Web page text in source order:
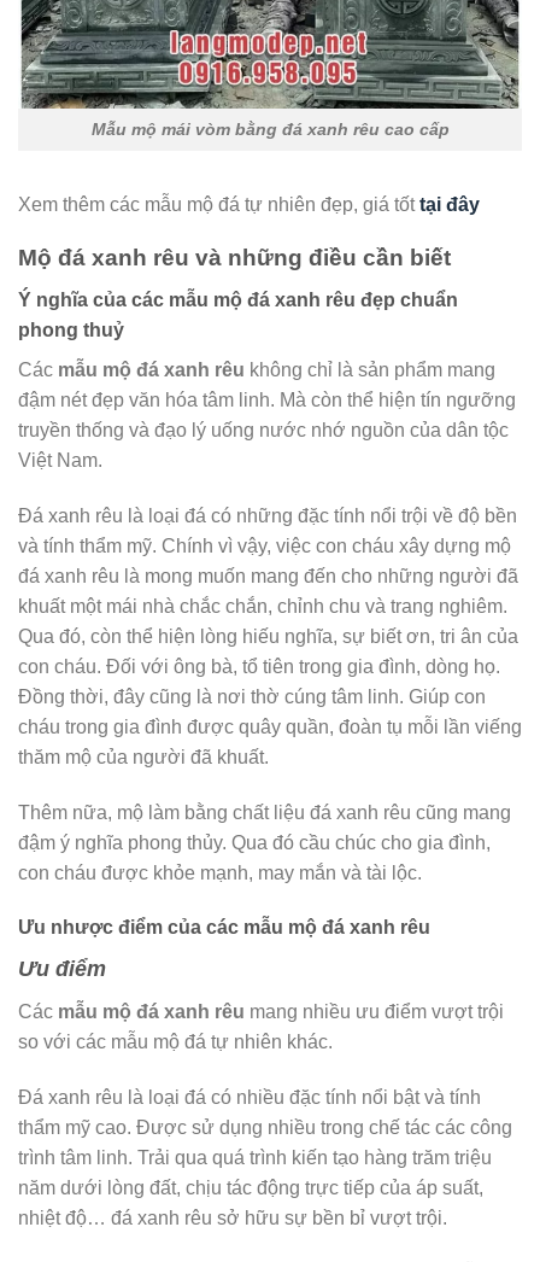
Mẫu mộ mái vòm bằng đá xanh rêu cao cấp
Xem thêm các mẫu mộ đá tự nhiên đẹp, giá tốttại đây
Mộ đá xanh rêu và những điều cần biết
Ý nghĩa của các mẫu mộ đá xanh rêu đẹp chuẩn
phong thuỷ
Các mẫu mộ đá xanh rêu không chỉ là sản phẩm mang
đậm nét đẹp văn hóa tâm linh. Mà còn thể hiện tín ngưỡng
truyền thống và đạo lý uống nước nhớ nguồn của dân tộc
Việt Nam.
Đá xanh rêu là loại đá có những đặc tính nổi trội về độ bền
và tính thẩm mỹ. Chính vì vậy, việc con cháu xây dựng mộ
đá xanh rêu là mong muốn mang đến cho những người đã
khuất một mái nhà chắc chắn, chỉnh chu và trang nghiêm.
Qua đó, còn thể hiện lòng hiếu nghĩa, sự biết ơn, tri ân của
con cháu. Đối với ông bà, tổ tiên trong gia đình, dòng họ.
Đồng thời, đây cũng là nơi thờ cúng tâm linh. Giúp con
cháu trong gia đình được quây quần, đoàn tụ mỗi lần viếng
thăm mộ của người đã khuất.
Thêm nữa, mộ làm bằng chất liệu đá xanh rêu cũng mang
đậm ý nghĩa phong thủy. Qua đó cầu chúc cho gia đình,
con cháu được khỏe mạnh, may mắn và tài lộc.
Ưu nhược điểm của các mẫu mộ đá xanh rêu
Ưu điểm
Các mẫu mộ đá xanh rêu mang nhiều ưu điểm vượt trội
so với các mẫu mộ đá tự nhiên khác.
Đá xanh rêu là loại đá có nhiều đặc tính nổi bật và tính
thẩm mỹ cao. Được sử dụng nhiều trong chế tác các công
trình tâm linh. Trải qua quá trình kiến tạo hàng trăm triệu
năm dưới lòng đất, chịu tác động trực tiếp của áp suất,
nhiệt độ… đá xanh rêu sở hữu sự bền bỉ vượt trội.